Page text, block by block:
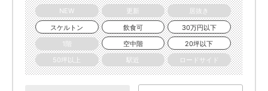
NEW
更新
居抜き
スケルトン
飲食可
30万円以下
1階
空中階
20坪以下
50坪以上
駅近 ロードサイド